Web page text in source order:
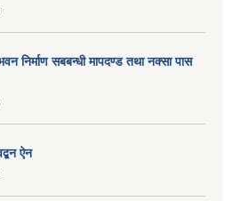
निर्माण सबबन्धी मापदण्ड तथा नक्सा पास
ऐन